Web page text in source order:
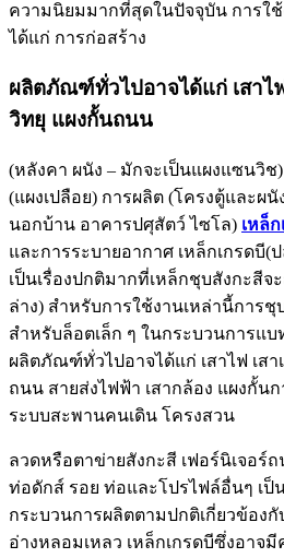
ความนิยมมากที่สุดในปัจจุบัน การใ
ได้แก่ การก่อสร้าง
ผลิตภัณฑ์ทั่วไปอาจได้แก่ เสาไฟ
วิทยุ แผงกั้นถนน
(หลังคา ผนัง – มักจะเป็นแผงแซนวิ
(แผงเปลือย) การผลิต (โครงตู้และผนั
นอกบ้าน อาคารปศุสัตว์ ไซโล) เหล็
และการระบายอากาศ เหล็กเกรดบี(
เป็นเรื่องปกติมากที่เหล็กชุบสังกะสีจ
ล่าง) สำหรับการใช้งานเหล่านี้การ
สำหรับล็อตเล็ก ๆ ในกระบวนการแบ
ผลิตภัณฑ์ทั่วไปอาจได้แก่ เสาไฟ เสา
ถนน สายส่งไฟฟ้า เสากล้อง แผงกั้น
ระบบสะพานคนเดิน โครงสวน
ลวดหรือตาข่ายสังกะสี เฟอร์นิเจอร์
ท่อดักส์ รอย ท่อและโปรไฟล์อื่นๆ เป็
กระบวนการผลิตตามปกติเกี่ยวข้อง
อ่างหลอมเหลว เหล็กเกรดบีซึ่งอาจมี